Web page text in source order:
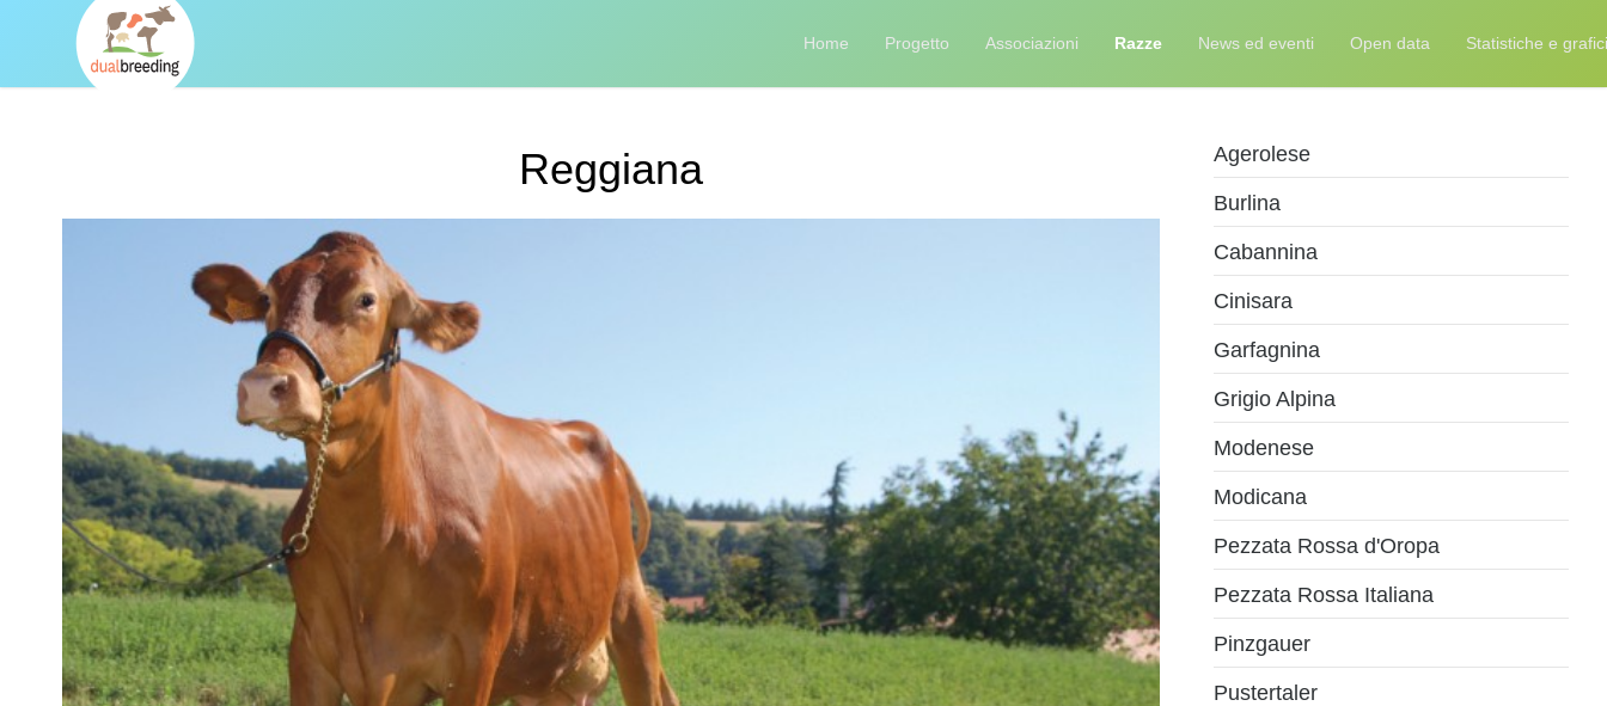
Home Progetto Associazioni Razze News ed eventi Open data Statistiche e grafici
Reggiana Agerolese
Burlina
Cabannina
Cinisara
Garfagnina
Grigio Alpina
Modenese
Modicana
Pezzata Rossa d'Oropa
Pezzata Rossa Italiana
Pinzgauer
Pustertaler